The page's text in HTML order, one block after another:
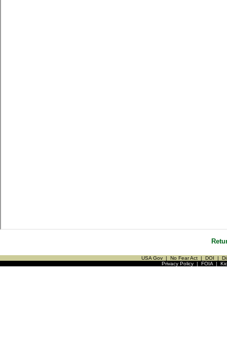
USA Gov | No Fear Act | DOI |
Privacy Policy| FOIA|